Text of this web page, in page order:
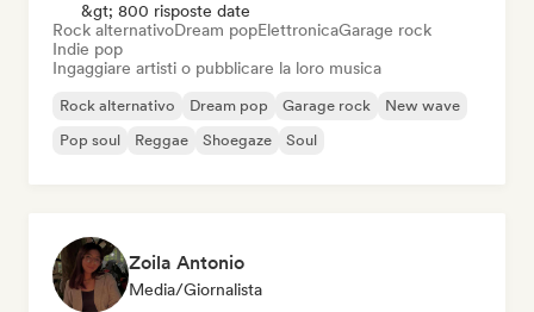
&gt; 800 risposte date
Rock alternativoDream popElettronicaGarage rock
Indie pop
Ingaggiare artisti o pubblicare la loro musica
Rock alternativo Dream pop Garage rock
New wave
Pop soul
Reggae Shoegaze Soul
Zoila Antonio
Media/Giornalista